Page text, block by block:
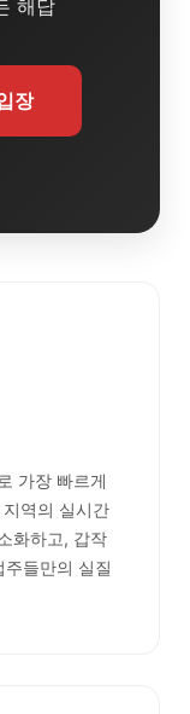
해답
장
가장 빠르게
역의 실시간
화하고, 갑작
들만의 실질